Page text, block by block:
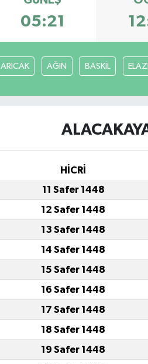
05:21
ARICAK AĞIN BASKİL
HİCRİ
11 Safer 1448
12 Safer 1448
13 Safer 1448
14 Safer 1448
15 Safer 1448
16 Safer 1448
17 Safer 1448
18 Safer 1448
19 Safer 1448